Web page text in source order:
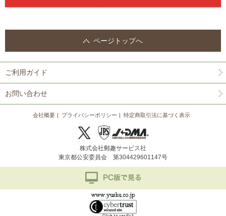
ページトップへ
ご利用ガイド
お問い合わせ
会社概要 プライバシーポリシー 特定商取引法に基づく表示
株式会社郵趣サービス社
東京都公安委員会 第304429601147号